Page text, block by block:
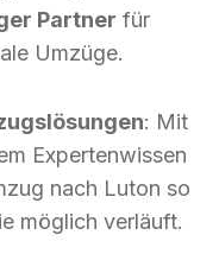
Partner für
Umzüge.
: Mit
Expertenwissen
nach Luton so
möglich verläuft.